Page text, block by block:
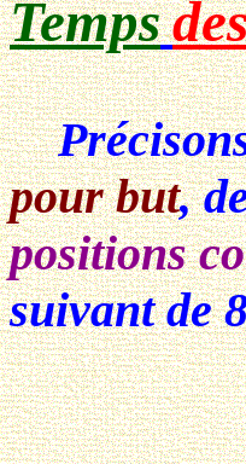
Temps
pour but,
positions
suivant de